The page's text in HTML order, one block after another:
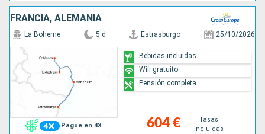
FRANCIA, ALEMANIA
Pague en 4X
La Boheme 5 d Estrasburgo 25/10/2026
604 €
Tasas
incluidas
Bebidas incluidas
Wifi gratuito
Pensión completa